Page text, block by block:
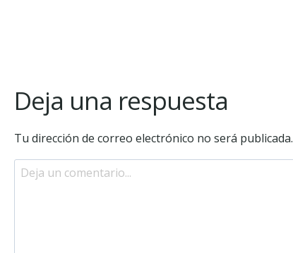
Deja una respuesta
Tu dirección de correo electrónico no será publicada.